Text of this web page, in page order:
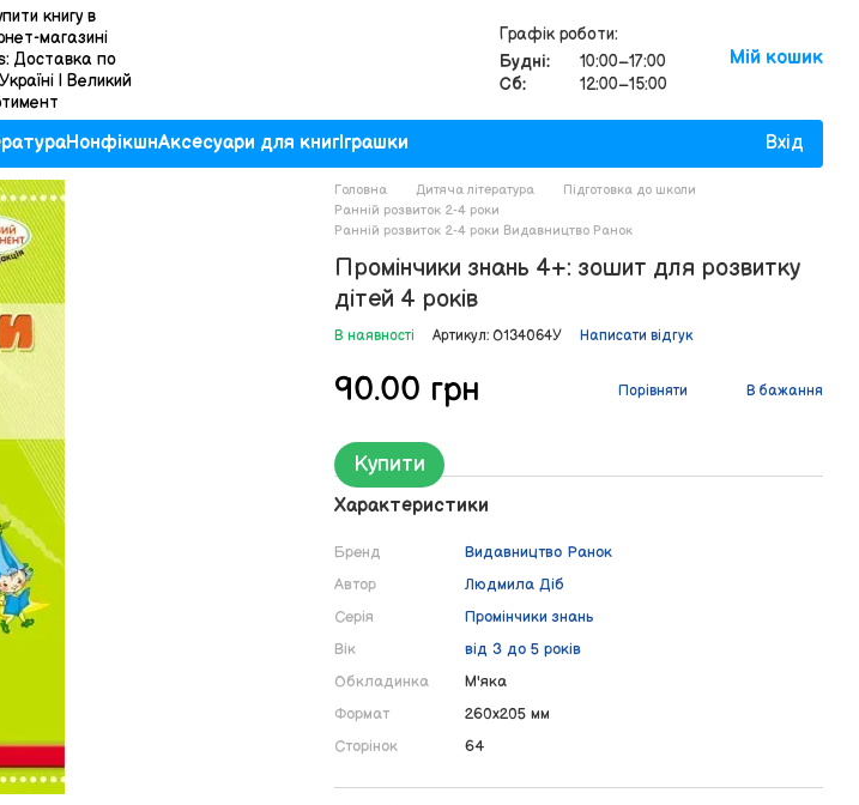
Графік роботи:
Будні:
10:00–17:00
Сб:
12:00–15:00
Мій кошик
НонфікшнАксесуари для книгІграшки Вхід
Головна Дитяча література
Підготовка до школи
Ранній розвиток 2-4 роки
Ранній розвиток 2-4 роки Видавництво Ранок
Промінчики знань 4+: зошит для розвитку
дітей 4 років
В наявності Артикул: О134064У Написати відгук
90.00 грн Порівняти В бажання
Купити
Характеристики
Бренд
Видавництво Ранок
Автор
Людмила Діб
Серія
Промінчики знань
Вік
від 3 до 5 років
Обкладинка
М'яка
Формат
260х205 мм
Сторінок
64